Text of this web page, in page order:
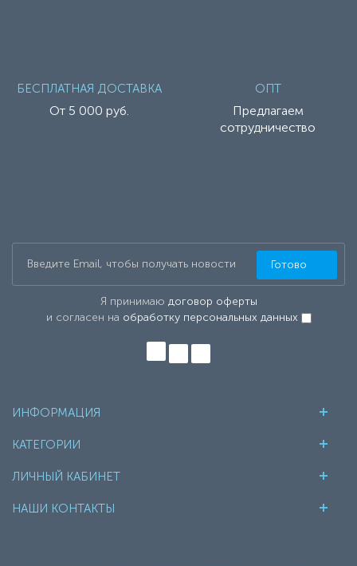
БЕСПЛАТНАЯ ДОСТАВКА
От 5 000 руб.
ОПТ
Предлагаем
сотрудничество
Я принимаю договор оферты
и согласен на обработку персональных данных
Готово
ИНФОРМАЦИЯ
КАТЕГОРИИ
ЛИЧНЫЙ КАБИНЕТ
НАШИ КОНТАКТЫ